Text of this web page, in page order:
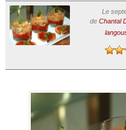
Le
de Chantal